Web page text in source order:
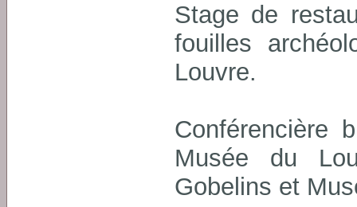
Stage de
fouilles
Louvre.
Conférencière
Musée du
Gobelins et